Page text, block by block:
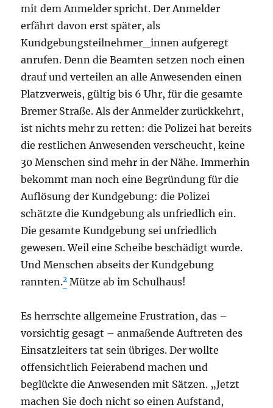
mit dem Anmelder spricht. Der Anmelder
erfährt davon erst später, als
Kundgebungsteilnehmer_innen aufgeregt
anrufen. Denn die Beamten setzen noch einen
drauf und verteilen an alle Anwesenden einen
Platzverweis, gültig bis 6 Uhr, für die gesamte
Bremer Straße. Als der Anmelder zurückkehrt,
ist nichts mehr zu retten: die Polizei hat bereits
die restlichen Anwesenden verscheucht, keine
30 Menschen sind mehr in der Nähe. Immerhin
bekommt man noch eine Begründung für die
Auflösung der Kundgebung: die Polizei
schätzte die Kundgebung als unfriedlich ein.
Die gesamte Kundgebung sei unfriedlich
gewesen. Weil eine Scheibe beschädigt wurde.
Und Menschen abseits der Kundgebung
rannten.2 Mütze ab im Schulhaus!
Es herrschte allgemeine Frustration, das –
vorsichtig gesagt – anmaßende Auftreten des
Einsatzleiters tat sein übriges. Der wollte
offensichtlich Feierabend machen und
beglückte die Anwesenden mit Sätzen. „Jetzt
machen Sie doch nicht so einen Aufstand,